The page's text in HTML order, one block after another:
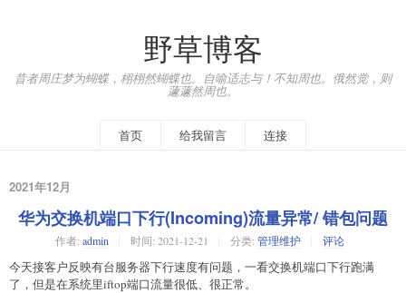
野草博客
昔者周庄梦为蝴蝶，栩栩然蝴蝶也。自喻适志与！不知周也。俄然觉，则
蘧蘧然周也。
首页 给我留言 连接
2021年12月
华为交换机端口下行(Incoming)流量异常/ 错包问题
作者: admin 时间: 2021-12-21 分类: 管理维护 评论
今天接客户反映有台服务器下行速度有问题，一看交换机端口下行跑满
了，但是在系统里iftop端口流量很低、很正常。